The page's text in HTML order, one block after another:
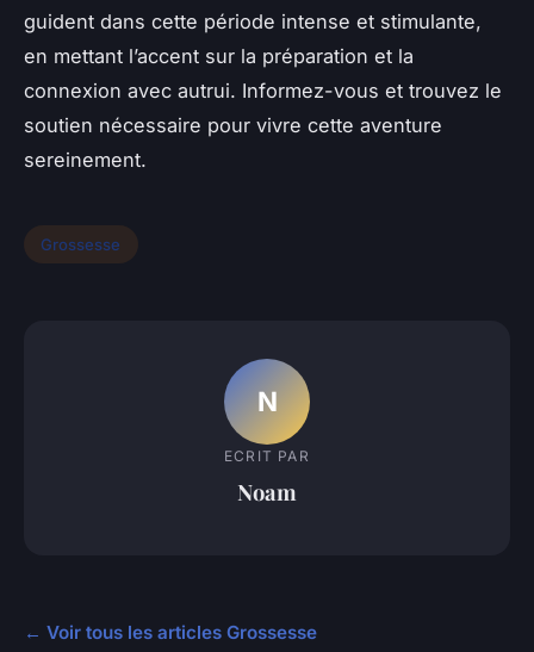
guident dans cette période intense et stimulante,
en mettant l’accent sur la préparation et la
connexion avec autrui. Informez-vous et trouvez le
soutien nécessaire pour vivre cette aventure
sereinement.
Grossesse
N
ECRIT PAR
Noam
← Voir tous les articles Grossesse